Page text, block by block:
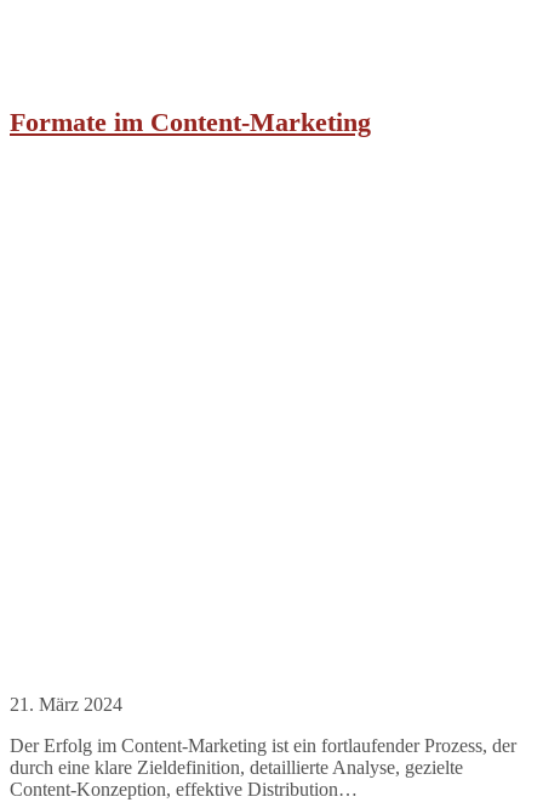
Formate im Content-Marketing
21. März 2024
Der Erfolg im Content-Marketing ist ein fortlaufender Prozess, der
durch eine klare Zieldefinition, detaillierte Analyse, gezielte
Content-Konzeption, effektive Distribution…